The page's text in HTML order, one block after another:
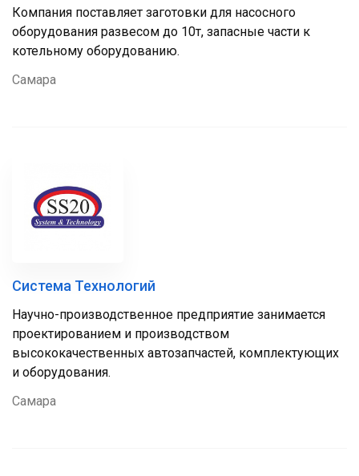
Компания поставляет заготовки для насосного
оборудования развесом до 10т, запасные части к
котельному оборудованию.
Самара
Система Технологий
Научно-производственное предприятие занимается
проектированием и производством
высококачественных автозапчастей, комплектующих
и оборудования.
Самара